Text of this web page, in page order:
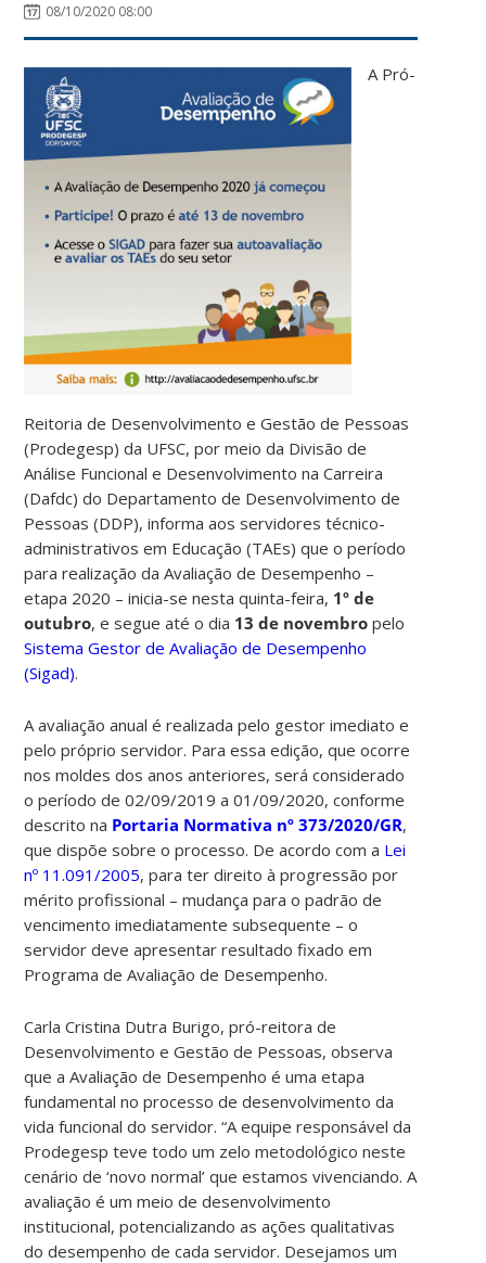
08/10/2020 08:00
A Pró-
Reitoria de Desenvolvimento e Gestão de Pessoas
(Prodegesp) da UFSC, por meio da Divisão de
Análise Funcional e Desenvolvimento na Carreira
(Dafdc) do Departamento de Desenvolvimento de
Pessoas (DDP), informa aos servidores técnico-
administrativos em Educação (TAEs) que o período
para realização da Avaliação de Desempenho –
etapa 2020 – inicia-se nesta quinta-feira, 1º de
outubro, e segue até o dia 13 de novembro pelo
Sistema Gestor de Avaliação de Desempenho
(Sigad).
A avaliação anual é realizada pelo gestor imediato e
pelo próprio servidor. Para essa edição, que ocorre
nos moldes dos anos anteriores, será considerado
o período de 02/09/2019 a 01/09/2020, conforme
descrito na Portaria Normativa nº 373/2020/GR,
que dispõe sobre o processo. De acordo com a Lei
nº 11.091/2005, para ter direito à progressão por
mérito profissional – mudança para o padrão de
vencimento imediatamente subsequente – o
servidor deve apresentar resultado fixado em
Programa de Avaliação de Desempenho.
Carla Cristina Dutra Burigo, pró-reitora de
Desenvolvimento e Gestão de Pessoas, observa
que a Avaliação de Desempenho é uma etapa
fundamental no processo de desenvolvimento da
vida funcional do servidor. “A equipe responsável da
Prodegesp teve todo um zelo metodológico neste
cenário de ‘novo normal’ que estamos vivenciando. A
avaliação é um meio de desenvolvimento
institucional, potencializando as ações qualitativas
do desempenho de cada servidor. Desejamos um